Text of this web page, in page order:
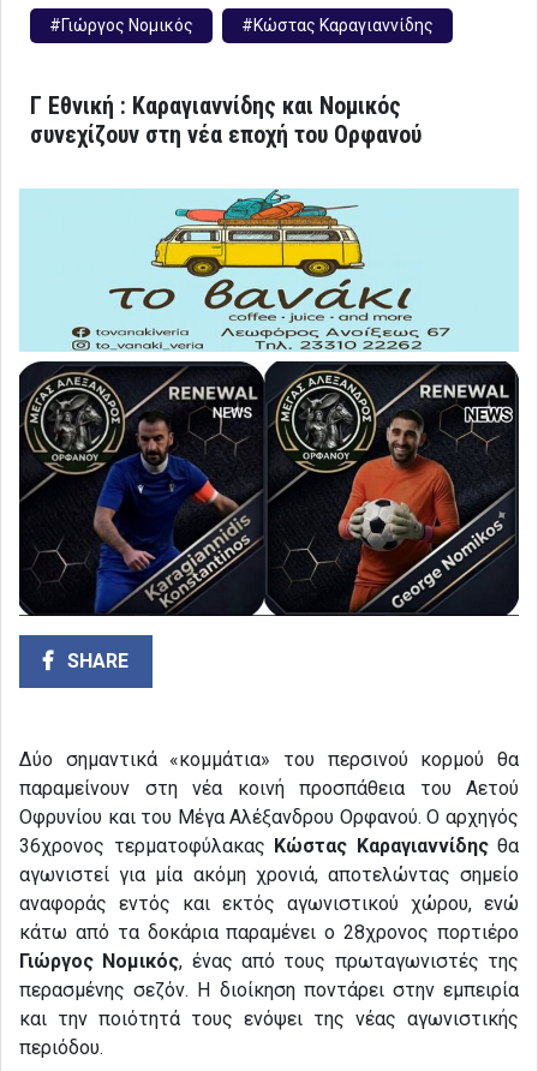
#Γιώργος Νομικός #Κώστας Καραγιαννίδης
Γ Εθνική : Καραγιαννίδης και Νομικός
συνεχίζουν στη νέα εποχή του Ορφανού
SHARE
Δύο σημαντικά «κομμάτια» του περσινού κορμού θα
παραμείνουν στη νέα κοινή προσπάθεια του Αετού
Οφρυνίου και του Μέγα Αλέξανδρου Ορφανού. Ο αρχηγός
36χρονος τερματοφύλακας Κώστας Καραγιαννίδηςθα
αγωνιστεί για μία ακόμη χρονιά, αποτελώντας σημείο
αναφοράς εντός και εκτός αγωνιστικού χώρου, ενώ
κάτω από τα δοκάρια παραμένει ο 28χρονος πορτιέρο
Γιώργος Νομικός, ένας από τους πρωταγωνιστές της
περασμένης σεζόν. Η διοίκηση ποντάρει στην εμπειρία
και την ποιότητά τους ενόψει της νέας αγωνιστικής
περιόδου.